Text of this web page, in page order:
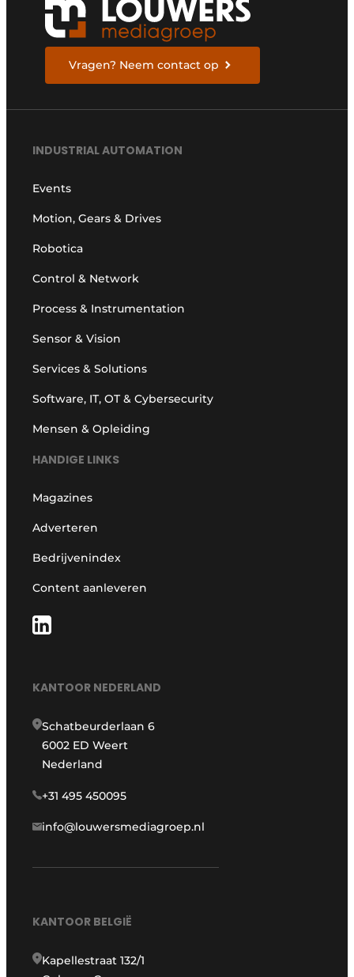
Vragen? Neem contact op
INDUSTRIAL AUTOMATION
Events
Motion, Gears & Drives
Robotica
Control & Network
Process & Instrumentation
Sensor & Vision
Services & Solutions
Software, IT, OT & Cybersecurity
Mensen & Opleiding
HANDIGE LINKS
Magazines
Adverteren
Bedrijvenindex
Content aanleveren
KANTOOR NEDERLAND
Schatbeurderlaan 6
6002 ED Weert
Nederland
+31 495 450095
info@louwersmediagroep.nl
KANTOOR BELGIË
Kapellestraat 132/1